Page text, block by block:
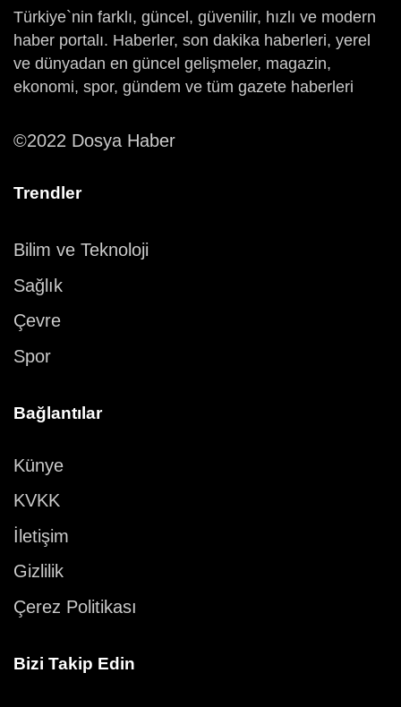
Türkiye`nin farklı, güncel, güvenilir, hızlı ve modern
haber portalı. Haberler, son dakika haberleri, yerel
ve dünyadan en güncel gelişmeler, magazin,
ekonomi, spor, gündem ve tüm gazete haberleri
©2022 Dosya Haber
Trendler
Bilim ve Teknoloji
Sağlık
Çevre
Spor
Bağlantılar
Künye
KVKK
İletişim
Gizlilik
Çerez Politikası
Bizi Takip Edin